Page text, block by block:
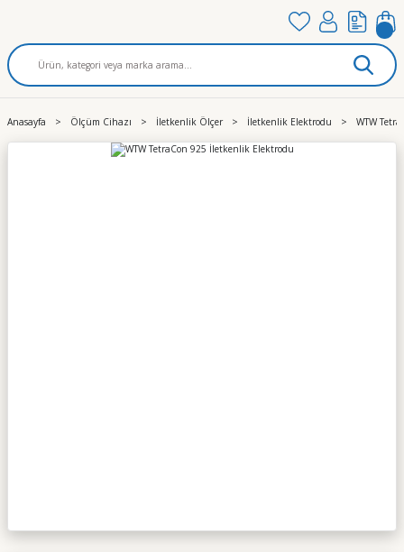
Anasayfa Ölçüm Cihazı İletkenlik Ölçer İletkenlik Elektrodu WTW